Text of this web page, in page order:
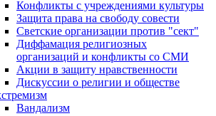
Конфликты с учреждениями культуры
Защита права на свободу совести
Светские организации против "сект"
Диффамация религиозных
организаций и конфликты со СМИ
Акции в защиту нравственности
Дискуссии о религии и обществе
Вандализм